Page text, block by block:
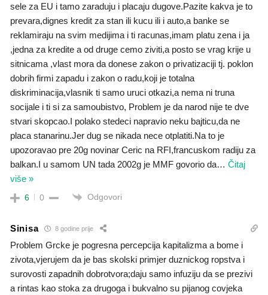
sele za EU i tamo zaraduju i placaju dugove.Pazite kakva je to
prevara,dignes kredit za stan ili kucu ili i auto,a banke se
reklamiraju na svim medijima i ti racunas,imam platu zena i ja
,jedna za kredite a od druge cemo ziviti,a posto se vrag krije u
sitnicama ,vlast mora da donese zakon o privatizaciji tj. poklon
dobrih firmi zapadu i zakon o radu,koji je totalna
diskriminacija,vlasnik ti samo uruci otkazi,a nema ni truna
socijale i ti si za samoubistvo, Problem je da narod nije te dve
stvari skopcao.I polako stedeci napravio neku bajticu,da ne
placa stanarinu.Jer dug se nikada nece otplatiti.Na to je
upozoravao pre 20g novinar Ceric na RFI,francuskom radiju za
balkan.I u samom UN tada 2002g je MMF govorio da… Čitaj
više »
6 0 Odgovori
Sinisa 8 godine prije
Problem Grcke je pogresna percepcija kapitalizma a bome i
zivota,vjerujem da je bas skolski primjer duznickog ropstva i
surovosti zapadnih dobrotvora;daju samo infuziju da se prezivi
a rintas kao stoka za drugoga i bukvalno su pijanog covjeka